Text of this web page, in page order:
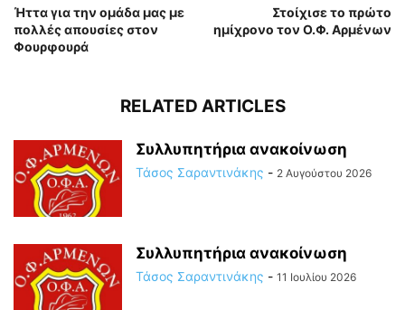
Ήττα για την ομάδα μας με
πολλές απουσίες στον
Φουρφουρά
Στοίχισε το πρώτο
ημίχρονο τον Ο.Φ. Αρμένων
RELATED ARTICLES
Συλλυπητήρια ανακοίνωση
Τάσος Σαραντινάκης - 2 Αυγούστου 2026
Συλλυπητήρια ανακοίνωση
Τάσος Σαραντινάκης - 11 Ιουλίου 2026